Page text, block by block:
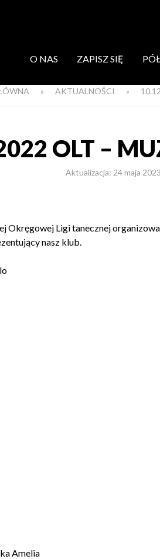
O NAS ZAPISZ SIĘ
» AKTUALNOŚCI »
OLT –
Aktualizacja: 24 maja 2023
Okręgowej Ligi tanecznej
nasz klub.
Amelia